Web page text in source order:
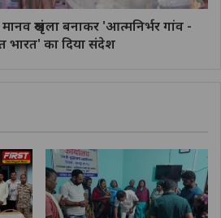
मानव श्रृंखला बनाकर 'आत्मनिर्भर गांव -
भारत' का दिया संदेश